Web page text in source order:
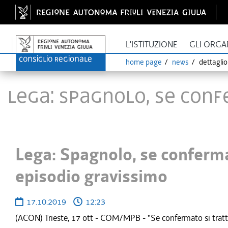
L'ISTITUZIONE GLI
home page news
Lega: Spagnolo, se
Lega: Spagnolo, se
episodio gravissimo
17.10.2019
12:23
(ACON) Trieste, 17 ott - COM/MPB - "Se confermato si